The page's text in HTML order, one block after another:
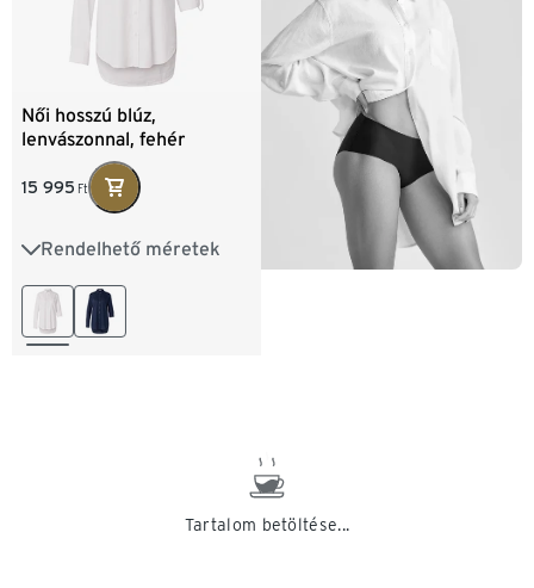
Női hosszú blúz,
lenvászonnal, fehér
15 995 Ft
Rendelhető méretek
36 38 40 42
44 46
Tartalom betöltése...